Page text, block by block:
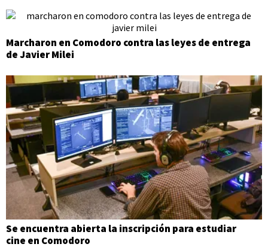
Marcharon en Comodoro contra las leyes de entrega
de Javier Milei
Se encuentra abierta la inscripción para estudiar
cine en Comodoro